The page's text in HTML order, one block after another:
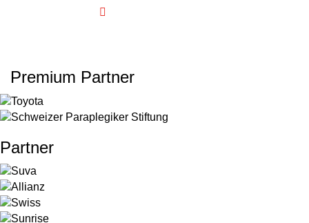
Premium Partner
Partner